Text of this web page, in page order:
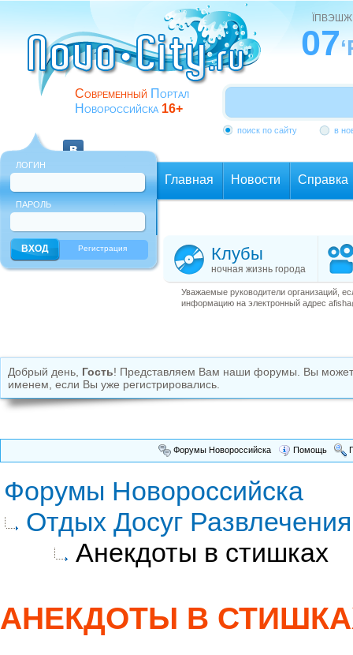
Современный Портал
Новороссийска 16+
07
поиск по сайту в
ЛОГИН
ПАРОЛЬ
Регистрация
Главная Новости Справка
Клубы
ночная жизнь города
Уважаемые руководители организаций,
информацию на электронный адрес
Добрый день, Гость! Представляем Вам наши форумы. Вы
именем, если Вы уже регистрировались.
Форумы Новороссийска Помощь
Форумы Новороссийска
Отдых Досуг Развлечения
Анекдоты в стишках
АНЕКДОТЫ В